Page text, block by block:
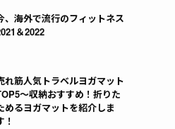
、海外で流行のフィットネス
＆2022
れ筋人気トラベルヨガマット
～収納おすすめ！折りた
めるヨガマットを紹介しま
！